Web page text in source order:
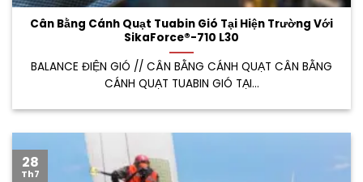
Cân Bằng Cánh Quạt Tuabin Gió Tại Hiện Trường Với
SikaForce®-710 L30
BALANCE ĐIỆN GIÓ // CÂN BẰNG CÁNH QUẠT CÂN BẰNG
CÁNH QUẠT TUABIN GIÓ TẠI...
28
Th7